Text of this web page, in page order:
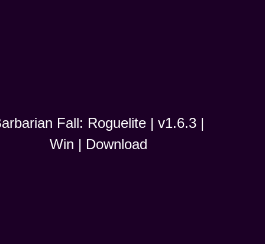
Fall: Roguelite | v1.6.3 |
Win | Download